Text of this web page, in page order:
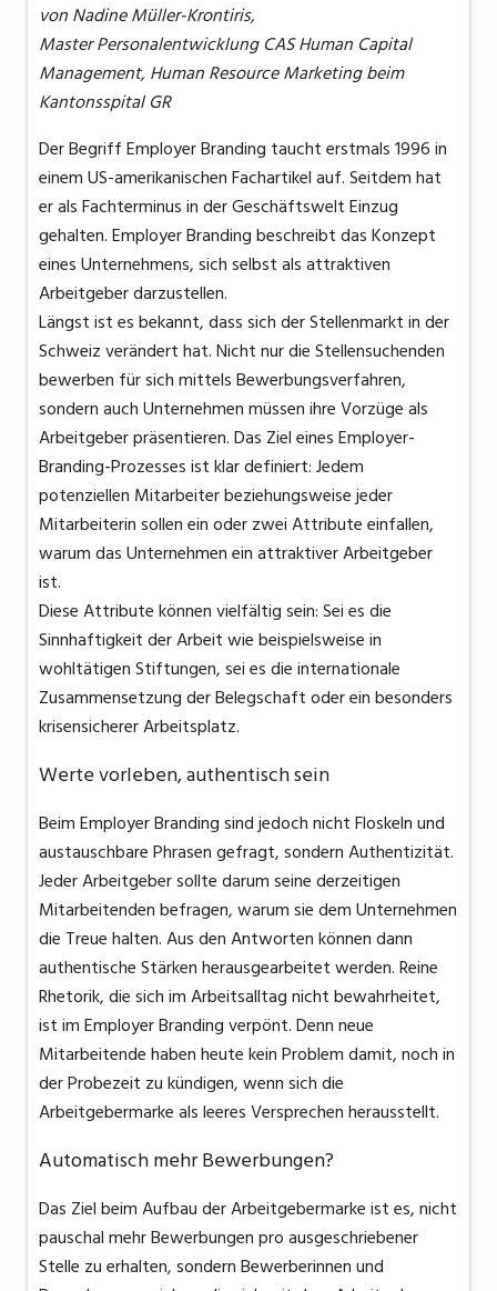
von Nadine Müller-Krontiris,
Master Personalentwicklung CAS Human Capital
Management, Human Resource Marketing beim
Kantonsspital GR
Der Begriff Employer Branding taucht erstmals 1996 in
einem US-amerikanischen Fachartikel auf. Seitdem hat
er als Fachterminus in der Geschäftswelt Einzug
gehalten. Employer Branding beschreibt das Konzept
eines Unternehmens, sich selbst als attraktiven
Arbeitgeber darzustellen.
Längst ist es bekannt, dass sich der Stellenmarkt in der
Schweiz verändert hat. Nicht nur die Stellensuchenden
bewerben für sich mittels Bewerbungsverfahren,
sondern auch Unternehmen müssen ihre Vorzüge als
Arbeitgeber präsentieren. Das Ziel eines Employer-
Branding-Prozesses ist klar definiert: Jedem
potenziellen Mitarbeiter beziehungsweise jeder
Mitarbeiterin sollen ein oder zwei Attribute einfallen,
warum das Unternehmen ein attraktiver Arbeitgeber
ist.
Diese Attribute können vielfältig sein: Sei es die
Sinnhaftigkeit der Arbeit wie beispielsweise in
wohltätigen Stiftungen, sei es die internationale
Zusammensetzung der Belegschaft oder ein besonders
krisensicherer Arbeitsplatz.
Werte vorleben, authentisch sein
Beim Employer Branding sind jedoch nicht Floskeln und
austauschbare Phrasen gefragt, sondern Authentizität.
Jeder Arbeitgeber sollte darum seine derzeitigen
Mitarbeitenden befragen, warum sie dem Unternehmen
die Treue halten. Aus den Antworten können dann
authentische Stärken herausgearbeitet werden. Reine
Rhetorik, die sich im Arbeitsalltag nicht bewahrheitet,
ist im Employer Branding verpönt. Denn neue
Mitarbeitende haben heute kein Problem damit, noch in
der Probezeit zu kündigen, wenn sich die
Arbeitgebermarke als leeres Versprechen herausstellt.
Automatisch mehr Bewerbungen?
Das Ziel beim Aufbau der Arbeitgebermarke ist es, nicht
pauschal mehr Bewerbungen pro ausgeschriebener
Stelle zu erhalten, sondern Bewerberinnen und